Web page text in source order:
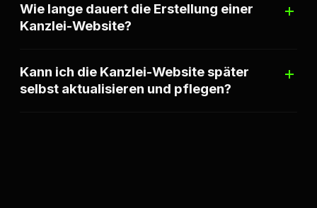
Wie lange dauert die Erstellung einer
Kanzlei-Website?
Kann ich die Kanzlei-Website später
selbst aktualisieren und pflegen?